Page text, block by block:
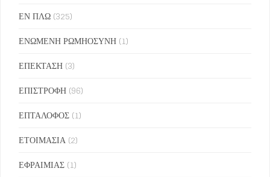
ΕΝ ΠΛΩ (325)
ΕΝΩΜΕΝΗ ΡΩΜΗΟΣΥΝΗ (1)
ΕΠΕΚΤΑΣΗ (3)
ΕΠΙΣΤΡΟΦΗ (96)
ΕΠΤΑΛΟΦΟΣ (1)
ΕΤΟΙΜΑΣΙΑ (2)
ΕΦΡΑΙΜΙΑΣ (1)